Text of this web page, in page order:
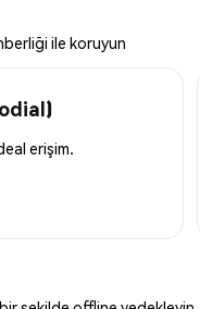
ile koruyun
erişim.